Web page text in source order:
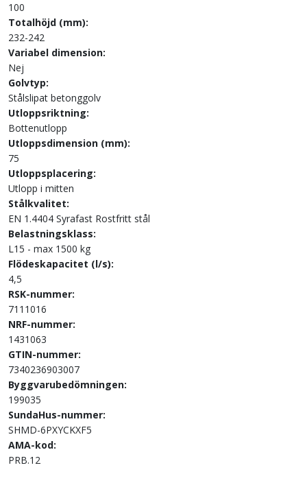
100
Totalhöjd (mm):
232-242
Variabel dimension:
Nej
Golvtyp:
Stålslipat betonggolv
Utloppsriktning:
Bottenutlopp
Utloppsdimension (mm):
75
Utloppsplacering:
Utlopp i mitten
Stålkvalitet:
EN 1.4404 Syrafast Rostfritt stål
Belastningsklass:
L15 - max 1500 kg
Flödeskapacitet (l/s):
4,5
RSK-nummer:
7111016
NRF-nummer:
1431063
GTIN-nummer:
7340236903007
Byggvarubedömningen:
199035
SundaHus-nummer:
SHMD-6PXYCKXF5
AMA-kod:
PRB.12